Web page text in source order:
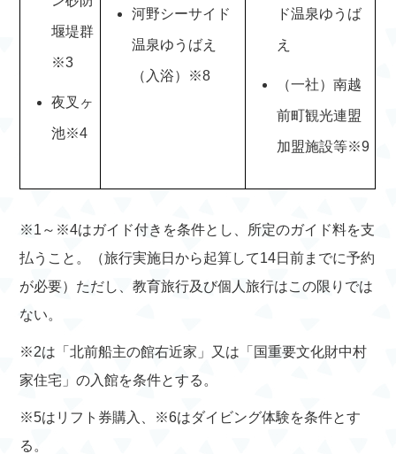
堰堤群
※3
夜叉ヶ
池※4
河野シーサイド
温泉ゆうばえ
（入浴）※8
ド温泉ゆうば
え
（一社）南越
前町観光連盟
加盟施設等※9
※1～※4はガイド付きを条件とし、所定のガイド料を支
払うこと。（旅行実施日から起算して14日前までに予約
が必要）ただし、教育旅行及び個人旅行はこの限りでは
ない。
※2は「北前船主の館右近家」又は「国重要文化財中村
家住宅」の入館を条件とする。
※5はリフト券購入、※6はダイビング体験を条件とす
る。